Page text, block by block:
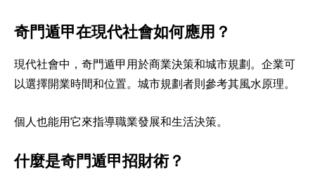
奇門遁甲在現代社會如何應用？
現代社會中，奇門遁甲用於商業決策和城市規劃。企業可
以選擇開業時間和位置。城市規劃者則參考其風水原理。
個人也能用它來指導職業發展和生活決策。
什麼是奇門遁甲招財術？